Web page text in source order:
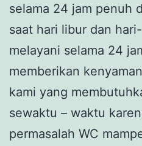
selama 24 jam penuh
saat hari libur dan
melayani selama 24
memberikan
kami yang
sewaktu – waktu
permasalah WC